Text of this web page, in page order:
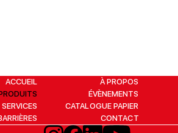
ACCUEIL
SERVICES
À PROPOS
ÉVÈNEMENTS
CATALOGUE PAPIER
CONTACT